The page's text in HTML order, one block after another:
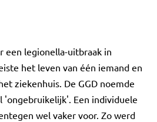
een legionella-uitbraak in
het leven van één iemand en
ziekenhuis. De GGD noemde
'ongebruikelijk'. Een individuele
wel vaker voor. Zo werd